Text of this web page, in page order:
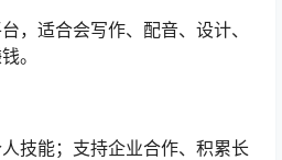
，适合会写作、配音、设计、
。
技能；支持企业合作、积累长